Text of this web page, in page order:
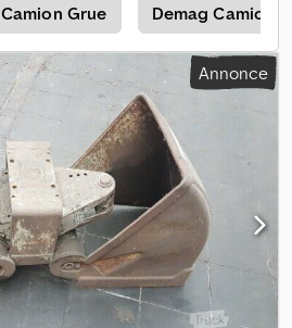
Camion Grue Demag Camion
Annonce